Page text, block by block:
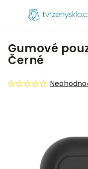
Gumové
Černé